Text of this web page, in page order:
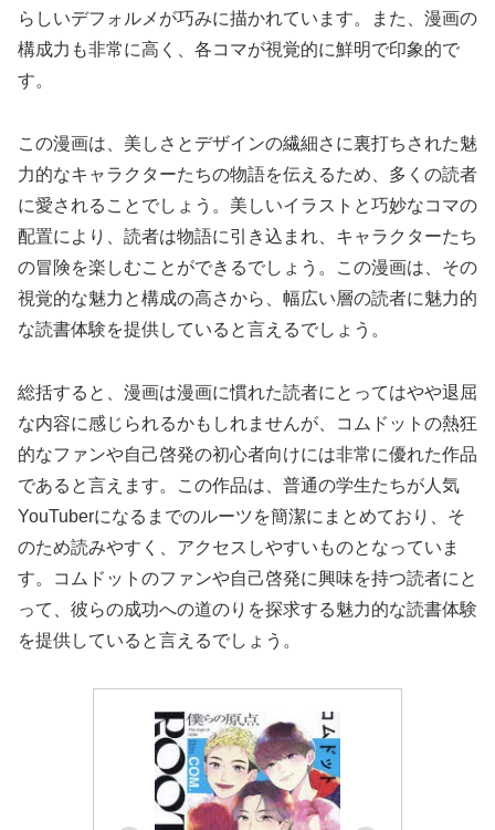
らしいデフォルメが巧みに描かれています。また、漫画の
構成力も非常に高く、各コマが視覚的に鮮明で印象的で
す。
この漫画は、美しさとデザインの繊細さに裏打ちされた魅
力的なキャラクターたちの物語を伝えるため、多くの読者
に愛されることでしょう。美しいイラストと巧妙なコマの
配置により、読者は物語に引き込まれ、キャラクターたち
の冒険を楽しむことができるでしょう。この漫画は、その
視覚的な魅力と構成の高さから、幅広い層の読者に魅力的
な読書体験を提供していると言えるでしょう。
総括すると、漫画は漫画に慣れた読者にとってはやや退屈
な内容に感じられるかもしれませんが、コムドットの熱狂
的なファンや自己啓発の初心者向けには非常に優れた作品
であると言えます。この作品は、普通の学生たちが人気
YouTuberになるまでのルーツを簡潔にまとめており、そ
のため読みやすく、アクセスしやすいものとなっていま
す。コムドットのファンや自己啓発に興味を持つ読者にと
って、彼らの成功への道のりを探求する魅力的な読書体験
を提供していると言えるでしょう。